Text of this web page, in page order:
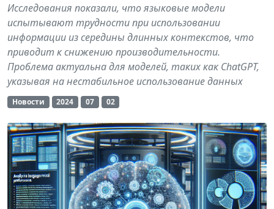
Исследования показали, что языковые модели
испытывают трудности при использовании
информации из середины длинных контекстов, что
приводит к снижению производительности.
Проблема актуальна для моделей, таких как ChatGPT,
указывая на нестабильное использование данных
Новости 2024 07 02